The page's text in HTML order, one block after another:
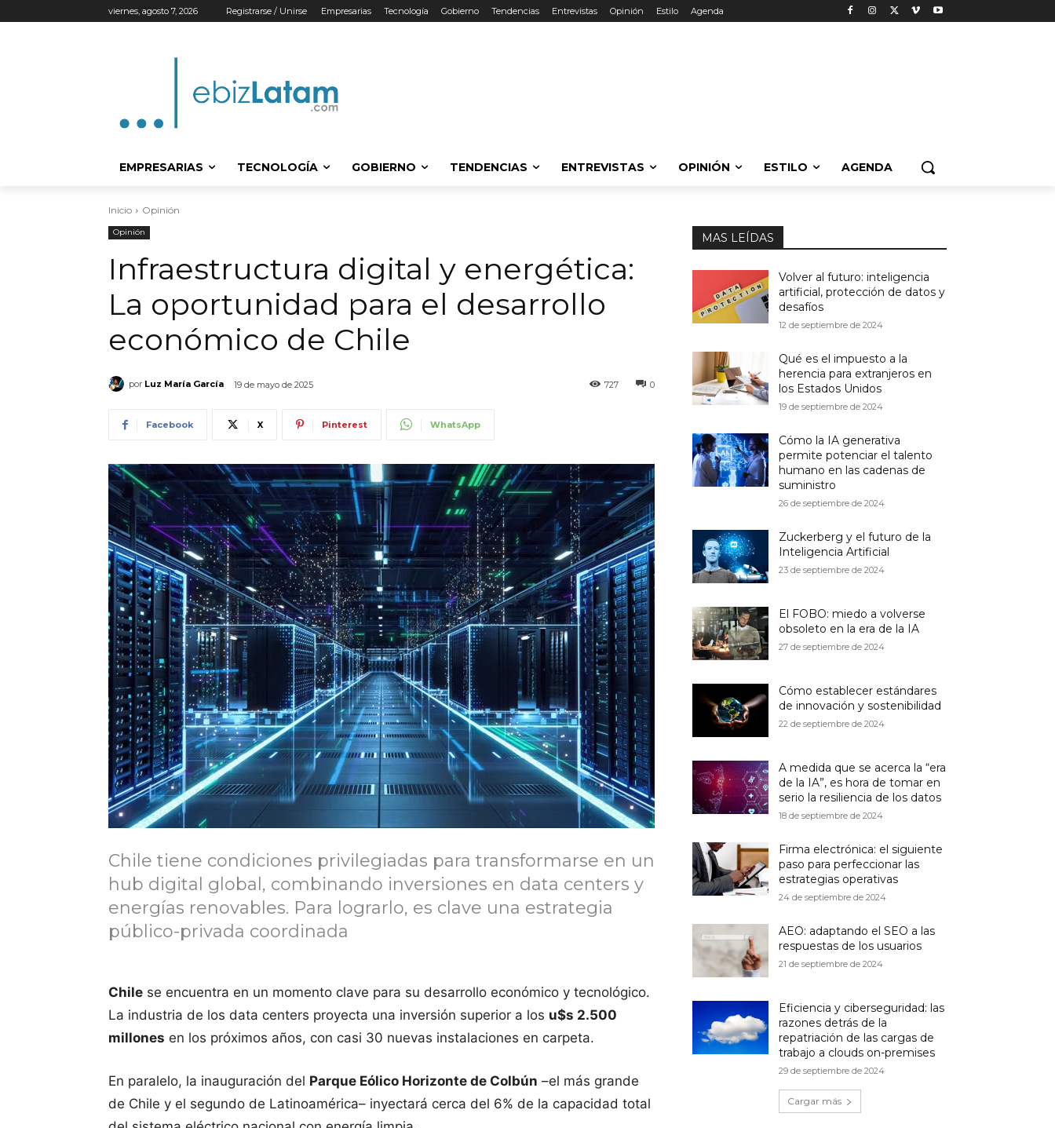
viernes, agosto 7, 2026 Registrarse / Unirse Empresarias Tecnología Gobierno Tendencias Entrevistas Opinión Estilo Agenda
EMPRESARIAS TECNOLOGÍA GOBIERNO TENDENCIAS ENTREVISTAS OPINIÓN ESTILO AGENDA
Inicio Opinión
Opinión
Infraestructura digital y energética:
La oportunidad para el desarrollo
económico de Chile
por Luz María García 19 de mayo de 2025 0
727
Facebook X Pinterest WhatsApp
Chile tiene condiciones privilegiadas para transformarse en un
hub digital global, combinando inversiones en data centers y
energías renovables. Para lograrlo, es clave una estrategia
público-privada coordinada
Chile se encuentra en un momento clave para su desarrollo económico y tecnológico.
La industria de los data centers proyecta una inversión superior a los u$s 2.500
millones en los próximos años, con casi 30 nuevas instalaciones en carpeta.
En paralelo, la inauguración del Parque Eólico Horizonte de Colbún –el más grande
de Chile y el segundo de Latinoamérica– inyectará cerca del 6% de la capacidad total
MAS LEÍDAS
Volver al futuro: inteligencia
artificial, protección de datos y
desafíos
12 de septiembre de 2024
Qué es el impuesto a la
herencia para extranjeros en
los Estados Unidos
19 de septiembre de 2024
Cómo la IA generativa
permite potenciar el talento
humano en las cadenas de
suministro
26 de septiembre de 2024
Zuckerberg y el futuro de la
Inteligencia Artificial
23 de septiembre de 2024
El FOBO: miedo a volverse
obsoleto en la era de la IA
27 de septiembre de 2024
Cómo establecer estándares
de innovación y sostenibilidad
22 de septiembre de 2024
A medida que se acerca la “era
de la IA”, es hora de tomar en
serio la resiliencia de los datos
18 de septiembre de 2024
Firma electrónica: el siguiente
paso para perfeccionar las
estrategias operativas
24 de septiembre de 2024
AEO: adaptando el SEO a las
respuestas de los usuarios
21 de septiembre de 2024
Eficiencia y ciberseguridad: las
razones detrás de la
repatriación de las cargas de
trabajo a clouds on-premises
29 de septiembre de 2024
Cargar más